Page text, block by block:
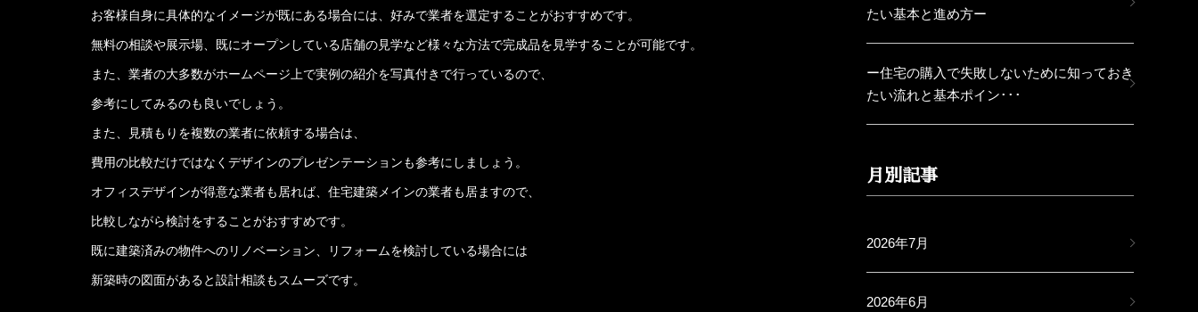
お客様自身に具体的なイメージが既にある場合には、好みで業者を選定することがおすすめです。
無料の相談や展示場、既にオープンしている店舗の見学など様々な方法で完成品を見学することが可能です。
また、業者の大多数がホームページ上で実例の紹介を写真付きで行っているので、
参考にしてみるのも良いでしょう。
また、見積もりを複数の業者に依頼する場合は、
費用の比較だけではなくデザインのプレゼンテーションも参考にしましょう。
オフィスデザインが得意な業者も居れば、住宅建築メインの業者も居ますので、
比較しながら検討をすることがおすすめです。
既に建築済みの物件へのリノベーション、リフォームを検討している場合には
新築時の図面があると設計相談もスムーズです。
たい基本と進め方ー
ー住宅の購入で失敗しないために知っておき
たい流れと基本ポイン･･･
月別記事
2026年7月
2026年6月